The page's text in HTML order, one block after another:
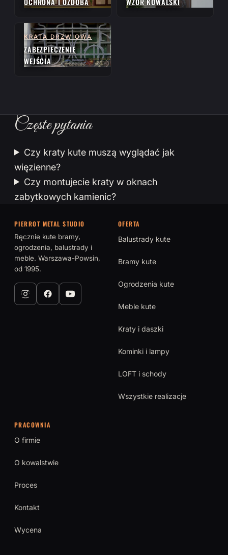
KRATA DRZWIOWA
ZABEZPIECZENIE
WEJŚCIA
Częste pytania
Czy kraty kute muszą wyglądać jak
więzienne?
Czy montujecie kraty w oknach
zabytkowych kamienic?
PIERROT METAL STUDIO
Ręcznie kute bramy,
ogrodzenia, balustrady i
meble. Warszawa-Powsin,
od 1995.
OFERTA
Balustrady kute
Bramy kute
Ogrodzenia kute
Meble kute
Kraty i daszki
Kominki i lampy
LOFT i schody
Wszystkie realizacje
PRACOWNIA
O firmie
O kowalstwie
Proces
Kontakt
Wycena